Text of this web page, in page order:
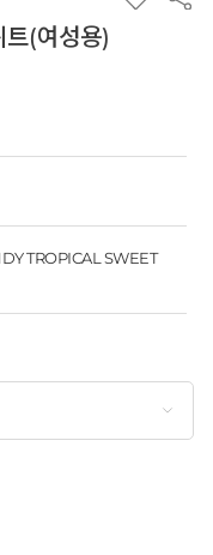
(여성용)
TROPICAL SWEET